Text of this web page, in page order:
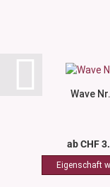
Wave
ab CHF